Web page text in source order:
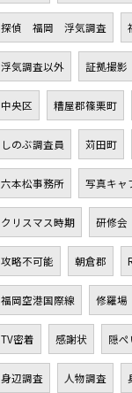
探偵 福岡 浮気調査
浮気調査以外 証拠撮影
中央区 糟屋郡篠栗町
しのぶ調査員 苅田町
六本松事務所 写真キャ
クリスマス時期 研修会
攻略不可能 朝倉郡
福岡空港国際線 修羅場
TV密着 感謝状 隠
身辺調査 人物調査